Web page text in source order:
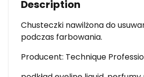
Description
Chusteczki nawilżona do
podczas farbowania.
Producent: Technique